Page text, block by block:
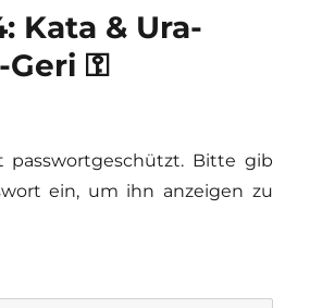
Kata & Ura-
Geri ⚿
passwortgeschützt. Bitte gib
ein, um ihn anzeigen zu